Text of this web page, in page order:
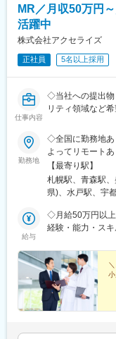
MR／月収50万円
活躍中
株式会社アクセライズ
正社員 5名以上採用
仕事内容
◇当社への提出物
リティ領域など
勤務地
◇全国に勤務地あ
よってリモート
北海道から沖縄
ついては希望を
です。
【最寄り駅】
札幌駅、青森駅
県)、水戸駅、宇
都)、横浜駅、京
府駅、長野駅、
駅、岡山駅、広
松山駅(愛媛県)、
駅、大分駅、宮
下鉄)、曽根田駅
橋駅、新宿駅(東
古屋駅、上栄町
給与
◇月給50万円以
経験・能力・ス
700万円／30歳